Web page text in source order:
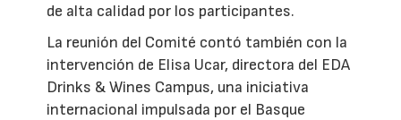
de alta calidad por los participantes.
La reunión del Comité contó también con la
intervención de Elisa Ucar, directora del EDA
Drinks & Wines Campus, una iniciativa
internacional impulsada por el Basque